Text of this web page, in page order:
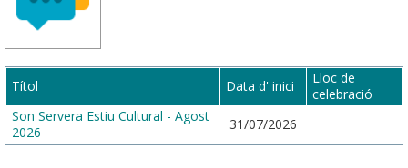
Títol Data d' inici
Lloc de
celebració
Son Servera Estiu Cultural - Agost
2026
31/07/2026